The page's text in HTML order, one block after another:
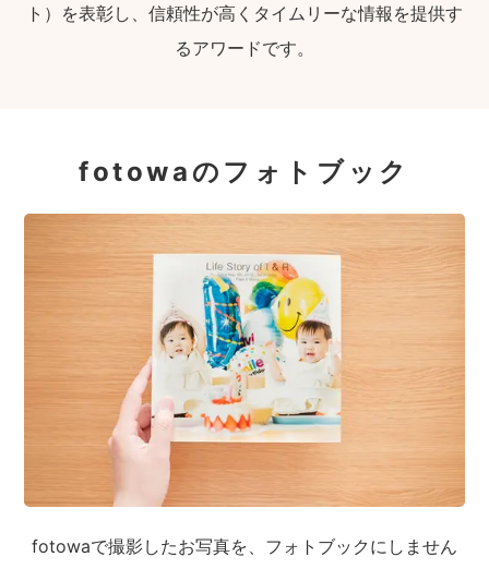
ト）を表彰し、信頼性が高くタイムリーな情報を提供す
るアワードです。
fotowaのフォトブック
fotowaで撮影したお写真を、フォトブックにしません